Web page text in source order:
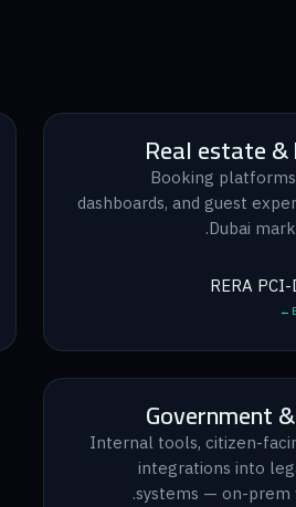
Real estate
Booking
dashboards, and guest
Dubai
RERA PCI-
Government
Internal tools, citizen-
integrations into
systems — on-prem